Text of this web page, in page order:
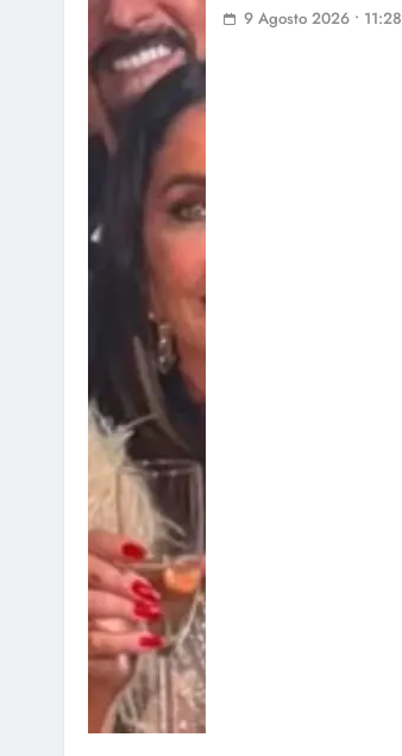
9 Agosto 2026 • 11:28